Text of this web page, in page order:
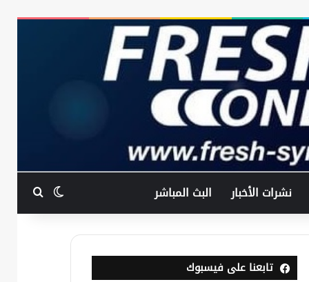
نشرات الأخبار البث المباشر الوضعبحث
تابعنا على فيسبوك